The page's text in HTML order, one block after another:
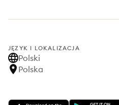
JĘZYK I LOKALIZACJA
Polski
Polska